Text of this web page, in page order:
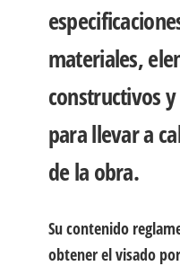
materiales,
constructivos
para llevar a
de la obra.
Su contenido
obtener el visado